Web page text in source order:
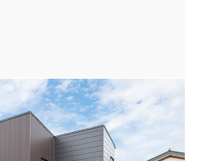
ガルバリウム鋼板を組み合わ
サイディングでアクセントをつけ